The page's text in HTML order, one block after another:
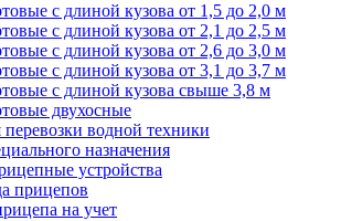
с длиной кузова от 1,5 до 2,0 м
с длиной кузова от 2,1 до 2,5 м
с длиной кузова от 2,6 до 3,0 м
с длиной кузова от 3,1 до 3,7 м
с длиной кузова свыше 3,8 м
двухосные
водной техники
назначения
устройства
прицепов
на учет